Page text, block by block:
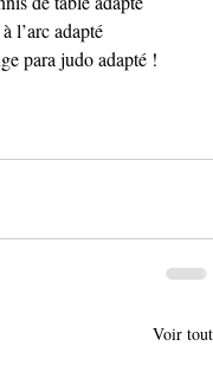
l’arc adapté
para judo adapté !
Voir tout